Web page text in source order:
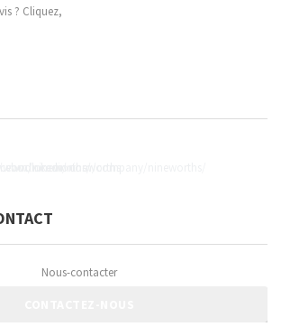
? Cliquez,
Nous-contacter